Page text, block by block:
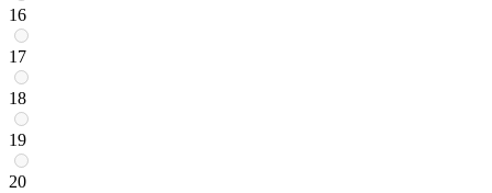
16
17
18
19
20